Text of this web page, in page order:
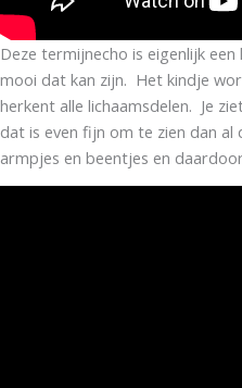
Deze termijnecho is eigenlijk
mooi dat kan zijn. Het kindje
herkent alle lichaamsdelen. Je
dat is even fijn om te zien dan
armpjes en beentjes en